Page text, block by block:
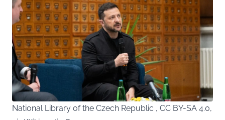
National Library of the Czech Republic , CC BY-SA 4.0,